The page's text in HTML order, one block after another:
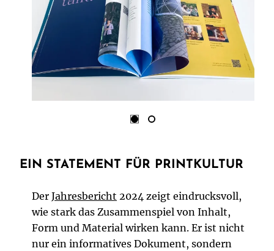
EIN STATEMENT FÜR PRINTKULTUR
Der Jahresbericht 2024 zeigt eindrucksvoll,
wie stark das Zusammenspiel von Inhalt,
Form und Material wirken kann. Er ist nicht
nur ein informatives Dokument, sondern